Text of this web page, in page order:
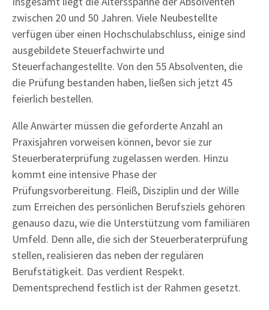
zwischen 20 und 50 Jahren. Viele Neubestellte
verfügen über einen Hochschulabschluss, einige sind
ausgebildete Steuerfachwirte und
Steuerfachangestellte. Von den 55 Absolventen, die
die Prüfung bestanden haben, ließen sich jetzt 45
feierlich bestellen.
Alle Anwärter müssen die geforderte Anzahl an
Praxisjahren vorweisen können, bevor sie zur
Steuerberaterprüfung zugelassen werden. Hinzu
kommt eine intensive Phase der
Prüfungsvorbereitung. Fleiß, Disziplin und der Wille
zum Erreichen des persönlichen Berufsziels gehören
genauso dazu, wie die Unterstützung vom familiären
Umfeld. Denn alle, die sich der Steuerberaterprüfung
stellen, realisieren das neben der regulären
Berufstätigkeit. Das verdient Respekt.
Dementsprechend festlich ist der Rahmen gesetzt.